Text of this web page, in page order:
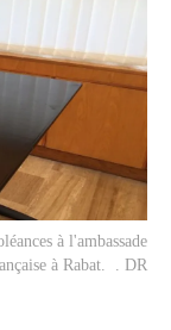
à l'ambassade
à Rabat. . DR